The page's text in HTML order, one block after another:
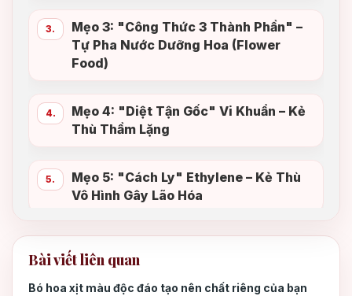
3.
Mẹo 3: "Công Thức 3 Thành Phần" –
Tự Pha Nước Dưỡng Hoa (Flower
Food)
4.
Mẹo 4: "Diệt Tận Gốc" Vi Khuẩn – Kẻ
Thù Thầm Lặng
5.
Mẹo 5: "Cách Ly" Ethylene – Kẻ Thù
Vô Hình Gây Lão Hóa
Bài viết liên quan
Bó hoa xịt màu độc đáo tạo nên chất riêng của bạn